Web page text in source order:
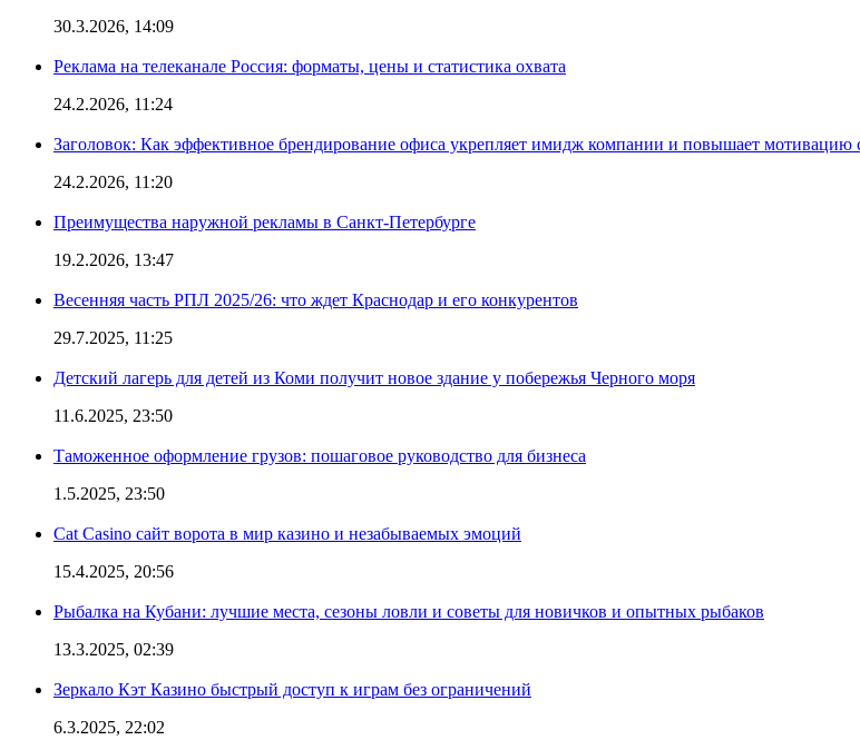
30.3.2026, 14:09
Реклама на телеканале Россия: форматы, цены и статистика охвата
24.2.2026, 11:24
Заголовок: Как эффективное брендирование офиса укрепляет имидж компании и повышает мотивацию
24.2.2026, 11:20
Преимущества наружной рекламы в Санкт-Петербурге
19.2.2026, 13:47
Весенняя часть РПЛ 2025/26: что ждет Краснодар и его конкурентов
29.7.2025, 11:25
Детский лагерь для детей из Коми получит новое здание у побережья Черного моря
11.6.2025, 23:50
Таможенное оформление грузов: пошаговое руководство для бизнеса
1.5.2025, 23:50
Cat Casino сайт ворота в мир казино и незабываемых эмоций
15.4.2025, 20:56
Рыбалка на Кубани: лучшие места, сезоны ловли и советы для новичков и опытных рыбаков
13.3.2025, 02:39
Зеркало Кэт Казино быстрый доступ к играм без ограничений
6.3.2025, 22:02